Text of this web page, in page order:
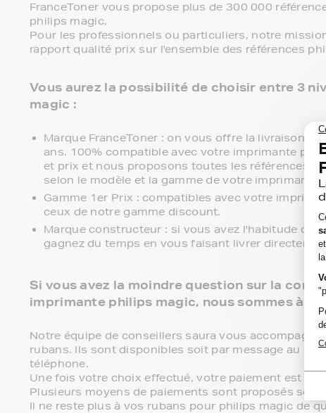
FranceToner vous propose plus de 300 000
philips magic.
Pour les professionnels ou particuliers, notre
rapport qualité prix sur l'ensemble des références
Vous aurez la possibilité de choisir entre 3
magic :
Marque FranceToner : on vous offre la livraison
ans. 100% compatible avec votre imprimante
et prix et nous proposons toutes les références
selon le modèle et la gamme de votre imprimante.
Gamme 1er Prix : compatibles avec votre
ceux de notre gamme discount.
Marque constructeur : si vous avez l'habitude
gagnez du temps en vous faisant livrer
Si vous avez la moindre question sur la
imprimante philips magic, nous sommes à
Notre équipe de conseillers saura vous
rubans. Ils sont disponibles soit par message au
téléphone.
Une fois votre choix effectué, votre paiement est
Plusieurs moyens de paiements sont proposés
Il ne reste plus à vos rubans pour philips magic de